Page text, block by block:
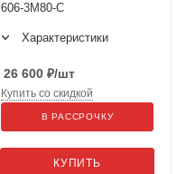
606-3M80-C
Характеристики
26 600 ₽/шт
КУПИТЬ
Купить со скидкой
В РАССРОЧКУ